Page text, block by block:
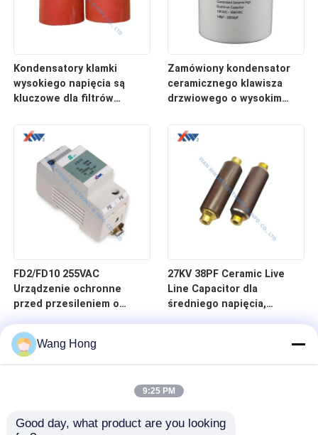
Kondensatory klamki
wysokiego napięcia są
kluczowe dla filtrów
Zamówiony kondensator
ceramicznego klawisza
drzwiowego o wysokim
140pF-20000pF z
dokładnością 10%
pojemności
FD2/FD10 255VAC
Urządzenie ochronne
przed przesileniem o
i maksymalnym prądzie
napędowym 40kA do
ochrony przed N-PE
27KV 38PF Ceramic Live
Line Capacitor dla
średniego napięcia,
Wang Hong
9:25 PM
Good day, what product are you looking